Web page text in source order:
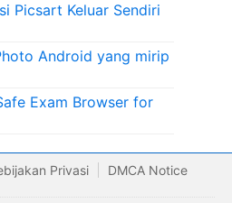
Picsart Keluar Sendiri
Android yang mirip
Exam Browser for
Privasi DMCA Notice